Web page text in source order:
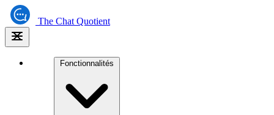
The Chat Quotient
Fonctionnalités